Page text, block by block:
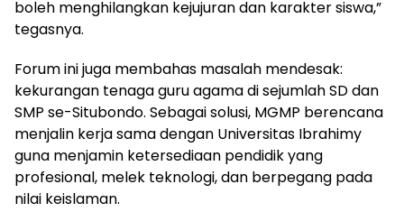
boleh menghilangkan kejujuran dan karakter siswa,”
tegasnya.
Forum ini juga membahas masalah mendesak:
kekurangan tenaga guru agama di sejumlah SD dan
SMP se-Situbondo. Sebagai solusi, MGMP berencana
menjalin kerja sama dengan Universitas Ibrahimy
guna menjamin ketersediaan pendidik yang
profesional, melek teknologi, dan berpegang pada
nilai keislaman.